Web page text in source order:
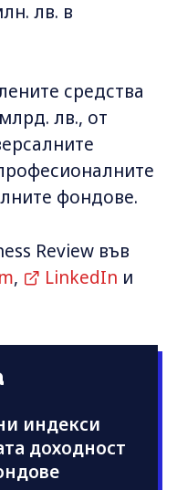
лв. в
средства
лв., от
фондове.
Review във
, LinkedIn и
индекси
доходност